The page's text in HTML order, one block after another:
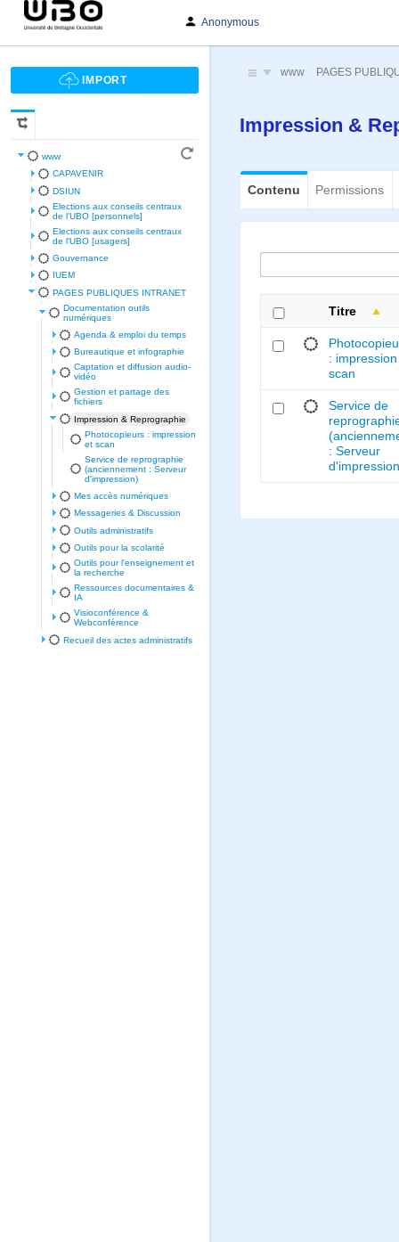
Anonymous
www
CAPAVENIR
DSIUN
Elections aux conseils centraux
de l'UBO [personnels]
Elections aux conseils centraux
de l'UBO [usagers]
Gouvernance
IUEM
PAGES PUBLIQUES INTRANET
Documentation outils
numériques
Agenda & emploi du temps
Bureautique et infographie
Captation et diffusion audio-
vidéo
Gestion et partage des
fichiers
Impression & Reprographie
Photocopieurs : impression
et scan
Service de reprographie
(anciennement : Serveur
d'impression)
Mes accès numériques
Messageries & Discussion
Outils administratifs
Outils pour la scolarité
Outils pour l'enseignement et
la recherche
Ressources documentaires &
IA
Visioconférence &
Webconférence
Recueil des actes administratifs
www PAGES
Impression &
Contenu Permissions
Titre
:
scan
Service de
: Serveur